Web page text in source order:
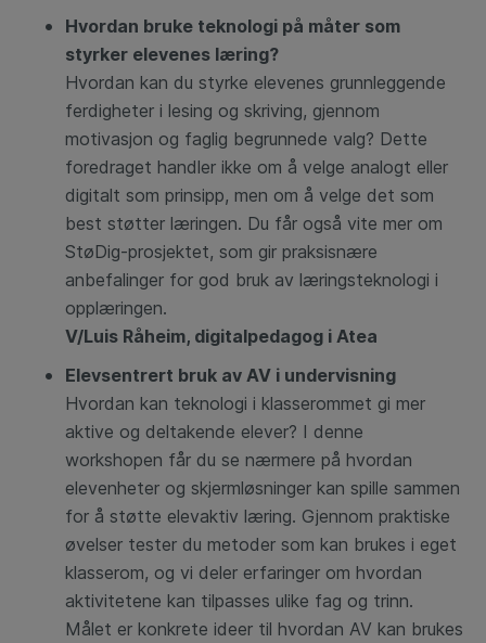
Hvordan bruke teknologi på måter som
styrker elevenes læring?
Hvordan kan du styrke elevenes grunnleggende
ferdigheter i lesing og skriving, gjennom
motivasjon og faglig begrunnede valg? Dette
foredraget handler ikke om å velge analogt eller
digitalt som prinsipp, men om å velge det som
best støtter læringen. Du får også vite mer om
StøDig-prosjektet, som gir praksisnære
anbefalinger for god bruk av læringsteknologi i
opplæringen.
V/Luis Råheim, digitalpedagog i Atea
Elevsentrert bruk av AV i undervisning
Hvordan kan teknologi i klasserommet gi mer
aktive og deltakende elever? I denne
workshopen får du se nærmere på hvordan
elevenheter og skjermløsninger kan spille sammen
for å støtte elevaktiv læring. Gjennom praktiske
øvelser tester du metoder som kan brukes i eget
klasserom, og vi deler erfaringer om hvordan
aktivitetene kan tilpasses ulike fag og trinn.
Målet er konkrete ideer til hvordan AV kan brukes